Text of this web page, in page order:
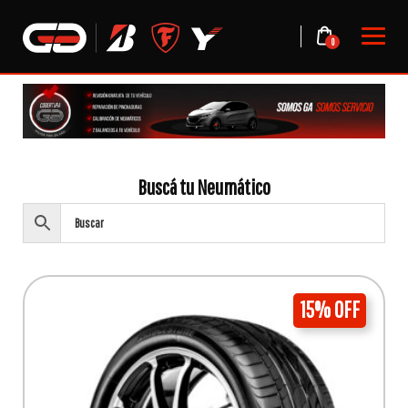
content
0
Buscá tu Neumático
15% OFF